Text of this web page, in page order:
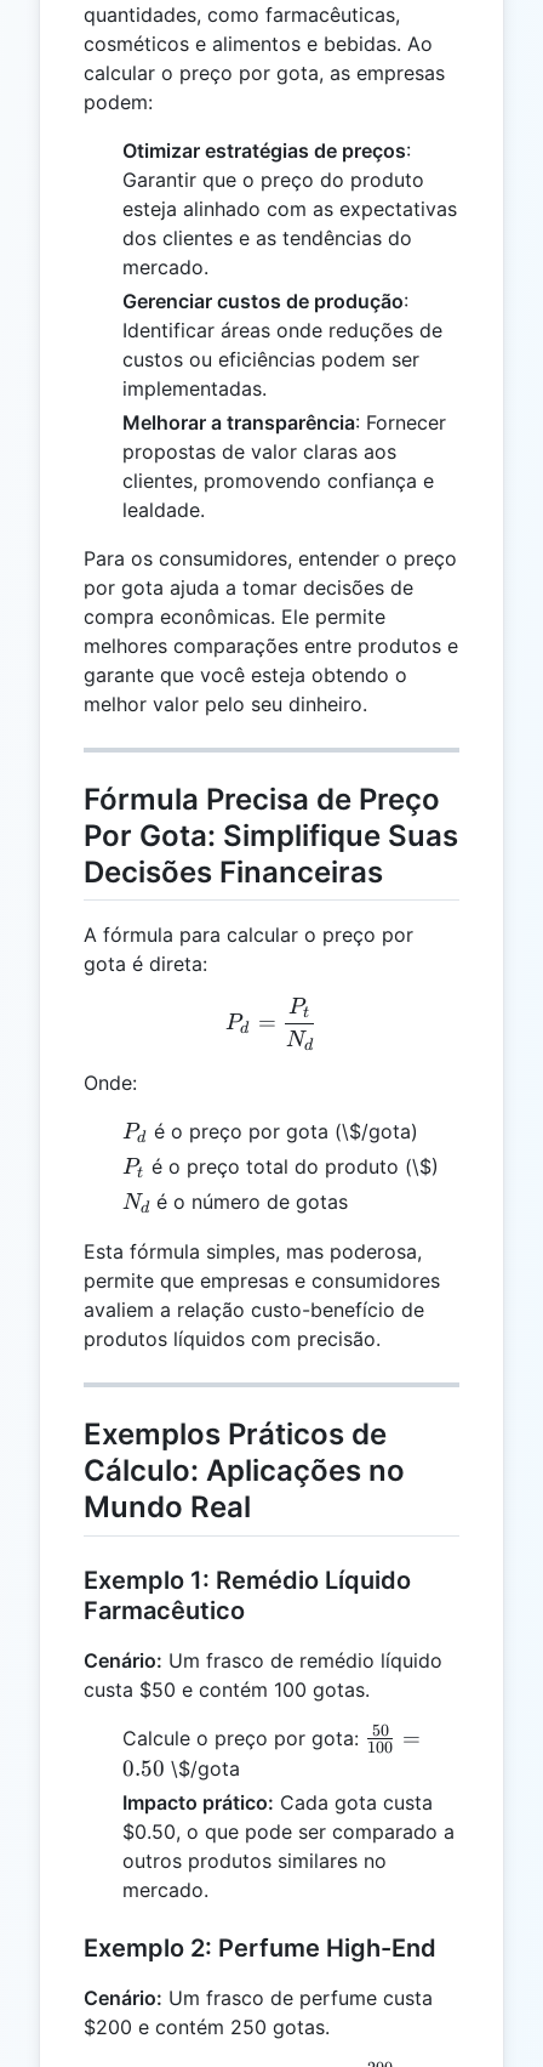
quantidades, como farmacêuticas,
cosméticos e alimentos e bebidas. Ao
calcular o preço por gota, as empresas
podem:
Otimizar estratégias de preços:
Garantir que o preço do produto
esteja alinhado com as expectativas
dos clientes e as tendências do
mercado.
Gerenciar custos de produção:
Identificar áreas onde reduções de
custos ou eficiências podem ser
implementadas.
Melhorar a transparência: Fornecer
propostas de valor claras aos
clientes, promovendo confiança e
lealdade.
Para os consumidores, entender o preço
por gota ajuda a tomar decisões de
compra econômicas. Ele permite
melhores comparações entre produtos e
garante que você esteja obtendo o
melhor valor pelo seu dinheiro.
Fórmula Precisa de Preço
Por Gota: Simplifique Suas
Decisões Financeiras
A fórmula para calcular o preço por
gota é direta:
P_d = \frac{P_t}{N_d}
Pd =
Nd
Pt
Onde:
P_d
Pd é o preço por gota (\$/gota)
P_t
Pt é o preço total do produto (\$)
N_d
Nd é o número de gotas
Esta fórmula simples, mas poderosa,
permite que empresas e consumidores
avaliem a relação custo-benefício de
produtos líquidos com precisão.
Exemplos Práticos de
Cálculo: Aplicações no
Mundo Real
Exemplo 1: Remédio Líquido
Farmacêutico
Cenário: Um frasco de remédio líquido
custa $50 e contém 100 gotas.
Calcule o preço por gota: \frac{50}
0.50
100
50
=
0.50 \$/gota
Impacto prático: Cada gota custa
$0.50, o que pode ser comparado a
outros produtos similares no
mercado.
Exemplo 2: Perfume High-End
Cenário: Um frasco de perfume custa
$200 e contém 250 gotas.